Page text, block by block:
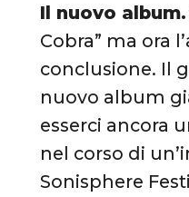
Il nuovo album.
Cobra” ma ora
conclusione. Il
nuovo album
esserci ancora
nel corso di
Sonisphere